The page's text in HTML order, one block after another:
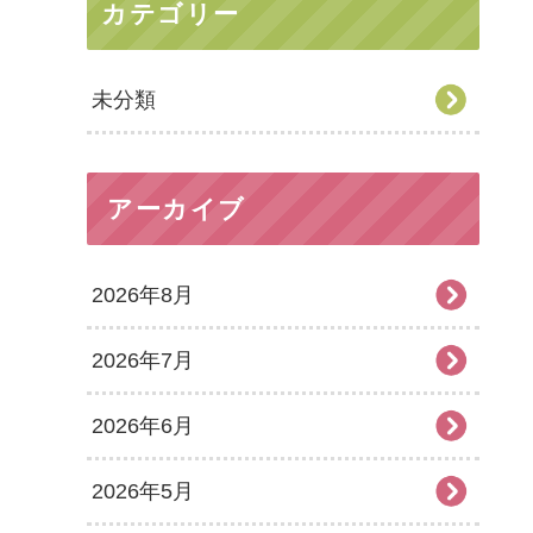
カテゴリー
未分類
アーカイブ
2026年8月
2026年7月
2026年6月
2026年5月